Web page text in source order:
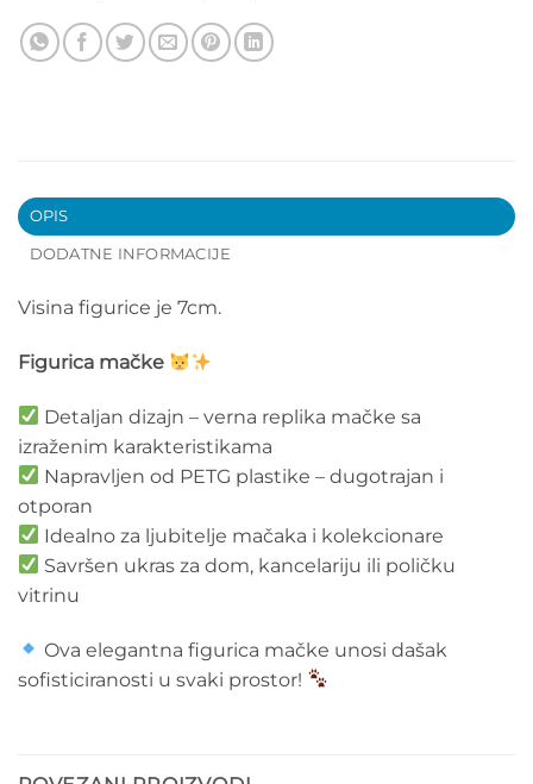
OPIS
DODATNE INFORMACIJE
Visina figurice je 7cm.
Figurica mačke
Detaljan dizajn – verna replika mačke sa
izraženim karakteristikama
Napravljen od PETG plastike – dugotrajan i
otporan
Idealno za ljubitelje mačaka i kolekcionare
Savršen ukras za dom, kancelariju ili poličku
vitrinu
Ova elegantna figurica mačke unosi dašak
sofisticiranosti u svaki prostor!